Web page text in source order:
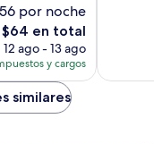
por noche
El
precio
actual
es
de
$64
$64 en total
12 ago - 13 ago
y cargos
similares